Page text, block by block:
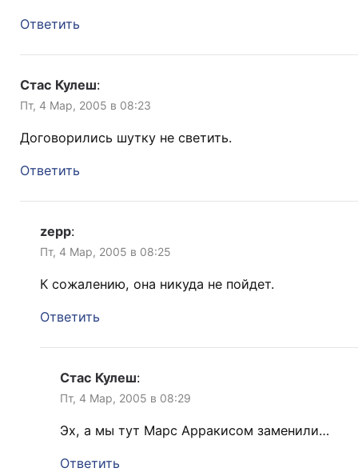
Ответить
Стас Кулеш:
Пт, 4 Мар, 2005 в 08:23
Договорились шутку не светить.
Ответить
zepp:
Пт, 4 Мар, 2005 в 08:25
К сожалению, она никуда не пойдет.
Ответить
Стас Кулеш:
Пт, 4 Мар, 2005 в 08:29
Эх, а мы тут Марс Арракисом заменили…
Ответить